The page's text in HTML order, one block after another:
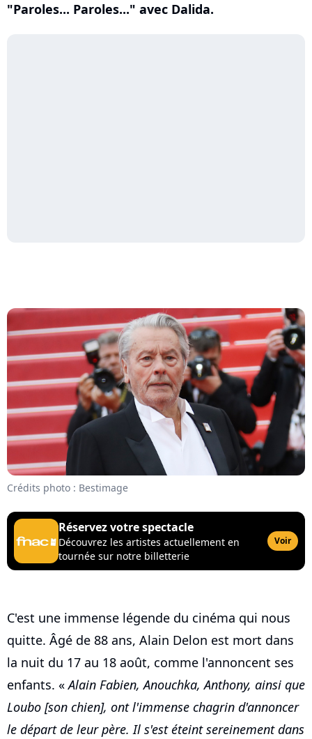
"Paroles... Paroles..." avec Dalida.
Crédits photo : Bestimage
Réservez votre spectacle
Découvrez les artistes actuellement en
tournée sur notre billetterie
Voir
C'est une immense légende du cinéma qui nous
quitte. Âgé de 88 ans, Alain Delon est mort dans
la nuit du 17 au 18 août, comme l'annoncent ses
enfants. «Alain Fabien, Anouchka, Anthony, ainsi que
Loubo [son chien], ont l'immense chagrin d'annoncer
le départ de leur père. Il s'est éteint sereinement dans